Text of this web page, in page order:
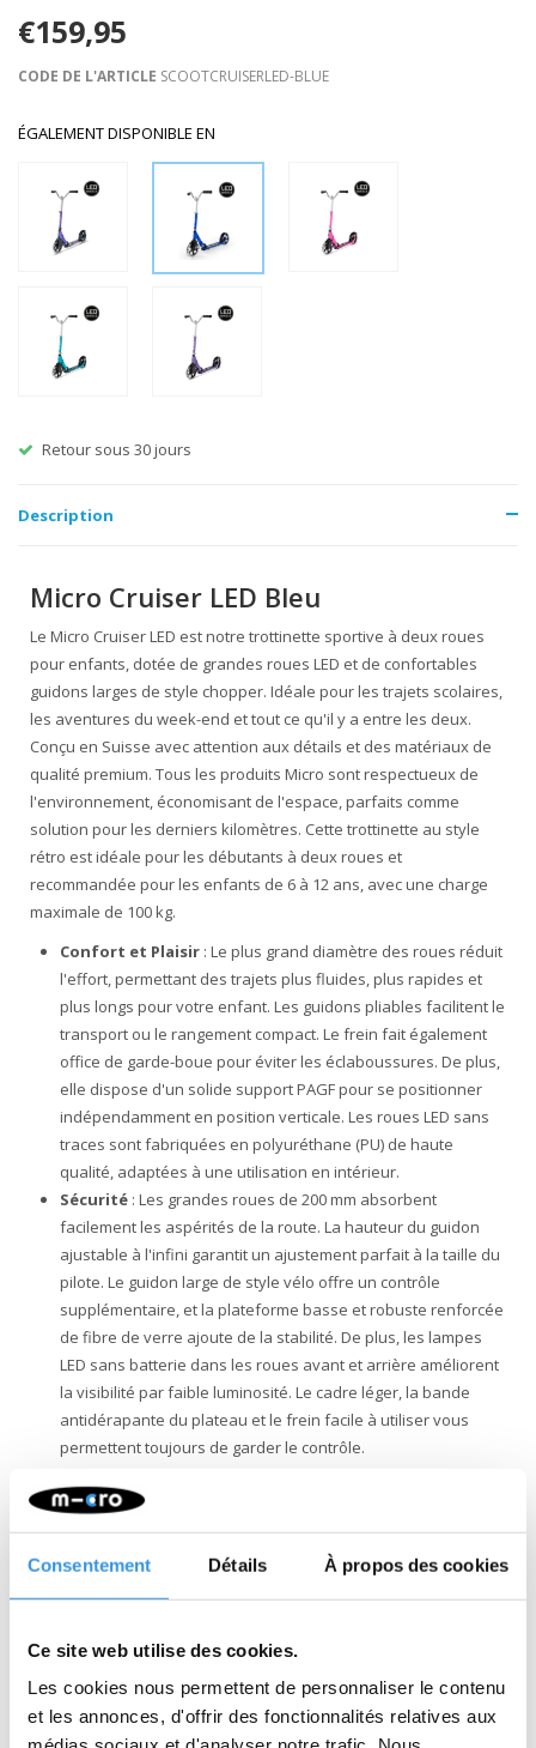
Consentement Détails À propos des cookies
Ce site web utilise des cookies.
Les cookies nous permettent de personnaliser le contenu
et les annonces, d'offrir des fonctionnalités relatives aux
€159,95
CODE DE L'ARTICLE SCOOTCRUISERLED-BLUE
ÉGALEMENT DISPONIBLE EN
Frais de port offerts à partir de €60
Description
Micro Cruiser LED Bleu
Le Micro Cruiser LED est notre trottinette sportive à deux roues
pour enfants, dotée de grandes roues LED et de confortables
guidons larges de style chopper. Idéale pour les trajets scolaires,
les aventures du week-end et tout ce qu'il y a entre les deux.
Conçu en Suisse avec attention aux détails et des matériaux de
qualité premium. Tous les produits Micro sont respectueux de
l'environnement, économisant de l'espace, parfaits comme
solution pour les derniers kilomètres. Cette trottinette au style
rétro est idéale pour les débutants à deux roues et
recommandée pour les enfants de 6 à 12 ans, avec une charge
maximale de 100 kg.
Confort et Plaisir : Le plus grand diamètre des roues réduit
l'effort, permettant des trajets plus fluides, plus rapides et
plus longs pour votre enfant. Les guidons pliables facilitent le
transport ou le rangement compact. Le frein fait également
office de garde-boue pour éviter les éclaboussures. De plus,
elle dispose d'un solide support PAGF pour se positionner
indépendamment en position verticale. Les roues LED sans
traces sont fabriquées en polyuréthane (PU) de haute
qualité, adaptées à une utilisation en intérieur.
Sécurité : Les grandes roues de 200 mm absorbent
facilement les aspérités de la route. La hauteur du guidon
ajustable à l'infini garantit un ajustement parfait à la taille du
pilote. Le guidon large de style vélo offre un contrôle
supplémentaire, et la plateforme basse et robuste renforcée
de fibre de verre ajoute de la stabilité. De plus, les lampes
LED sans batterie dans les roues avant et arrière améliorent
la visibilité par faible luminosité. Le cadre léger, la bande
antidérapante du plateau et le frein facile à utiliser vous
permettent toujours de garder le contrôle.
une grande importance à la qualité. Tous nos produits sont
conçus en Suisse et fabriqués avec les meilleurs
composants, tous remplaçables. Ils sont soumis à des tests
Micro. Le développement durable ne se limite pas à
meilleur, en mettant l'accent sur les personnes et
l'environnement, conformément aux directives ESG.